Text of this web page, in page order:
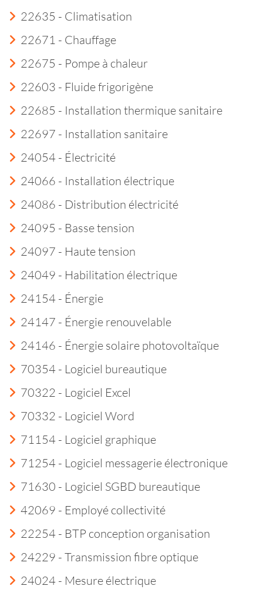
22635 - Climatisation
22671 - Chauffage
22675 - Pompe à chaleur
22603 - Fluide frigorigène
22685 - Installation thermique sanitaire
22697 - Installation sanitaire
24054 - Électricité
24066 - Installation électrique
24086 - Distribution électricité
24095 - Basse tension
24097 - Haute tension
24049 - Habilitation électrique
24154 - Énergie
24147 - Énergie renouvelable
24146 - Énergie solaire photovoltaïque
70354 - Logiciel bureautique
70322 - Logiciel Excel
70332 - Logiciel Word
71154 - Logiciel graphique
71254 - Logiciel messagerie électronique
71630 - Logiciel SGBD bureautique
42069 - Employé collectivité
22254 - BTP conception organisation
24229 - Transmission fibre optique
24024 - Mesure électrique